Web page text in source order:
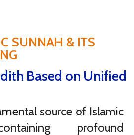
SUNNAH & ITS
Based on Unified
source of Islamic
profound